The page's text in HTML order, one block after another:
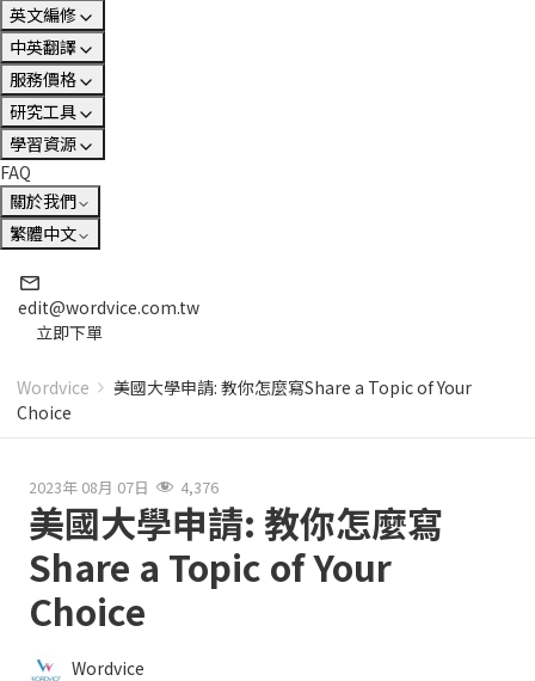
英文編修
中英翻譯
服務價格
研究工具
學習資源
FAQ
關於我們
繁體中文
edit@wordvice.com.tw
立即下單
Wordvice
美國大學申請: 教你怎麼寫Share a Topic of Your
Choice
2023年 08月 07日 4,376
美國大學申請: 教你怎麼寫
Share a Topic of Your
Choice
Wordvice